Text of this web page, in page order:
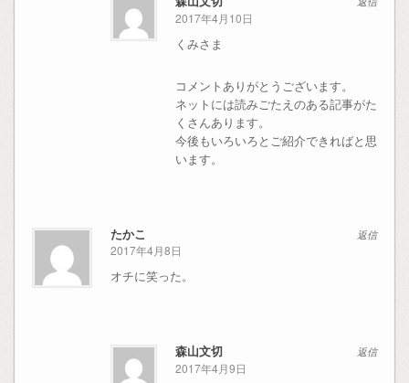
2017年4月10日
くみさま
コメントありがとうございます。
ネットには読みごたえのある記事がた
くさんあります。
今後もいろいろとご紹介できればと思
います。
返信
たかこ
2017年4月8日
オチに笑った。
返信
森山文切
2017年4月9日